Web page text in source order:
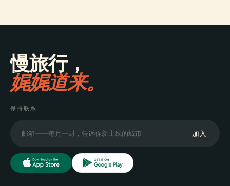
慢旅行，
娓娓道来。
保持联系
加入